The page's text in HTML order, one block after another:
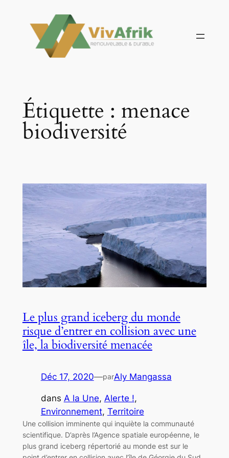
contenu
Étiquette : menace
biodiversité
Le plus grand iceberg du monde
risque d’entrer en collision avec une
île, la biodiversité menacée
Déc 17, 2020—parAly Mangassa
dans A la Une, Alerte !
Environnement, Territoire
Une collision imminente qui inquiète la communauté
scientifique. D’après l’Agence spatiale européenne, le
plus grand iceberg répertorié au monde est sur le